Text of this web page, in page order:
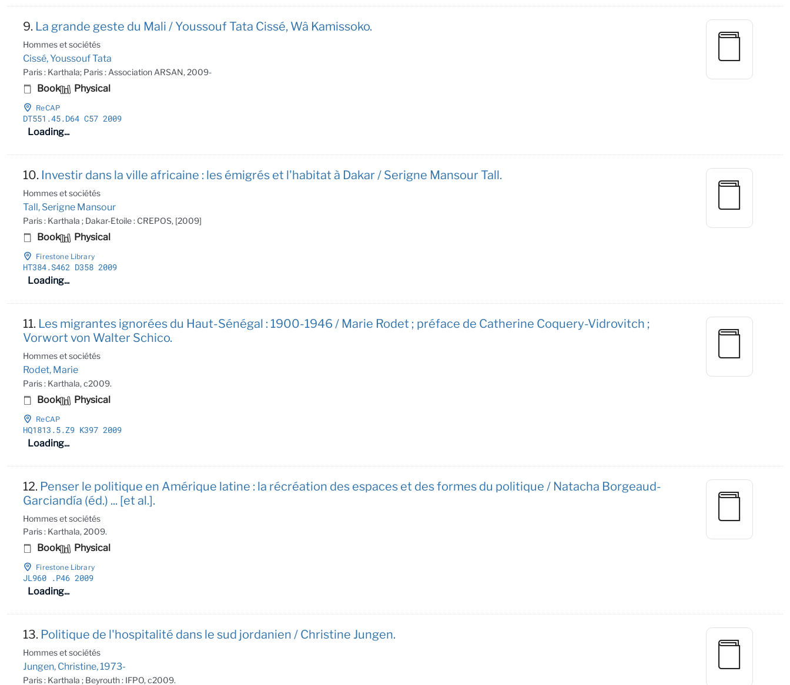
9. La grande geste du Mali / Youssouf Tata Cissé, Wâ Kamissoko.
Hommes et sociétés
Cissé, Youssouf Tata
Paris : Karthala; Paris : Association ARSAN, 2009-
Book Physical
ReCAP
DT551 .45.D64 C57 2009
Loading...
10. Investir dans la ville africaine : les émigrés et l'habitat à Dakar / Serigne Mansour Tall.
Hommes et sociétés
Tall, Serigne Mansour
Paris : Karthala ; Dakar-Etoile : CREPOS, [2009]
Book Physical
Firestone Library
HT384.S462 D358 2009
Loading...
11. Les migrantes ignorées du Haut-Sénégal : 1900-1946 / Marie Rodet ; préface de Catherine Coquery-Vidrovitch ;
Vorwort von Walter Schico.
Hommes et sociétés
Rodet, Marie
Paris : Karthala, c2009.
Book Physical
ReCAP
HQ1813 .5.Z9 K397 2009
Loading...
12. Penser le politique en Amérique latine : la récréation des espaces et des formes du politique / Natacha Borgeaud-
Garciandía (éd.) ... [et al.].
Hommes et sociétés
Paris : Karthala, 2009.
Book Physical
Firestone Library
JL960 .P46 2009
Loading...
13. Politique de l'hospitalité dans le sud jordanien / Christine Jungen.
Hommes et sociétés
Jungen, Christine, 1973-
Paris : Karthala ; Beyrouth : IFPO, c2009.